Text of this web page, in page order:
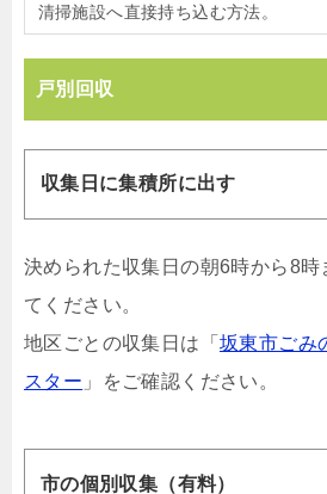
清掃施設へ直接持ち込む方法。
戸別回収
収集日に集積所に出す
決められた収集日の朝6時から8時
てください。
地区ごとの収集日は「 坂東市ごみ
スター 」をご確認ください。
市の個別収集（有料）